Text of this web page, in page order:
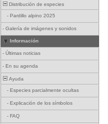
Distribución de especies
- Pardillo alpino 2025
- Galería de imágenes y sonidos
Información
- Últimas noticias
- En su agenda
Ayuda
- Especies parcialmente ocultas
- Explicación de los símbolos
- FAQ